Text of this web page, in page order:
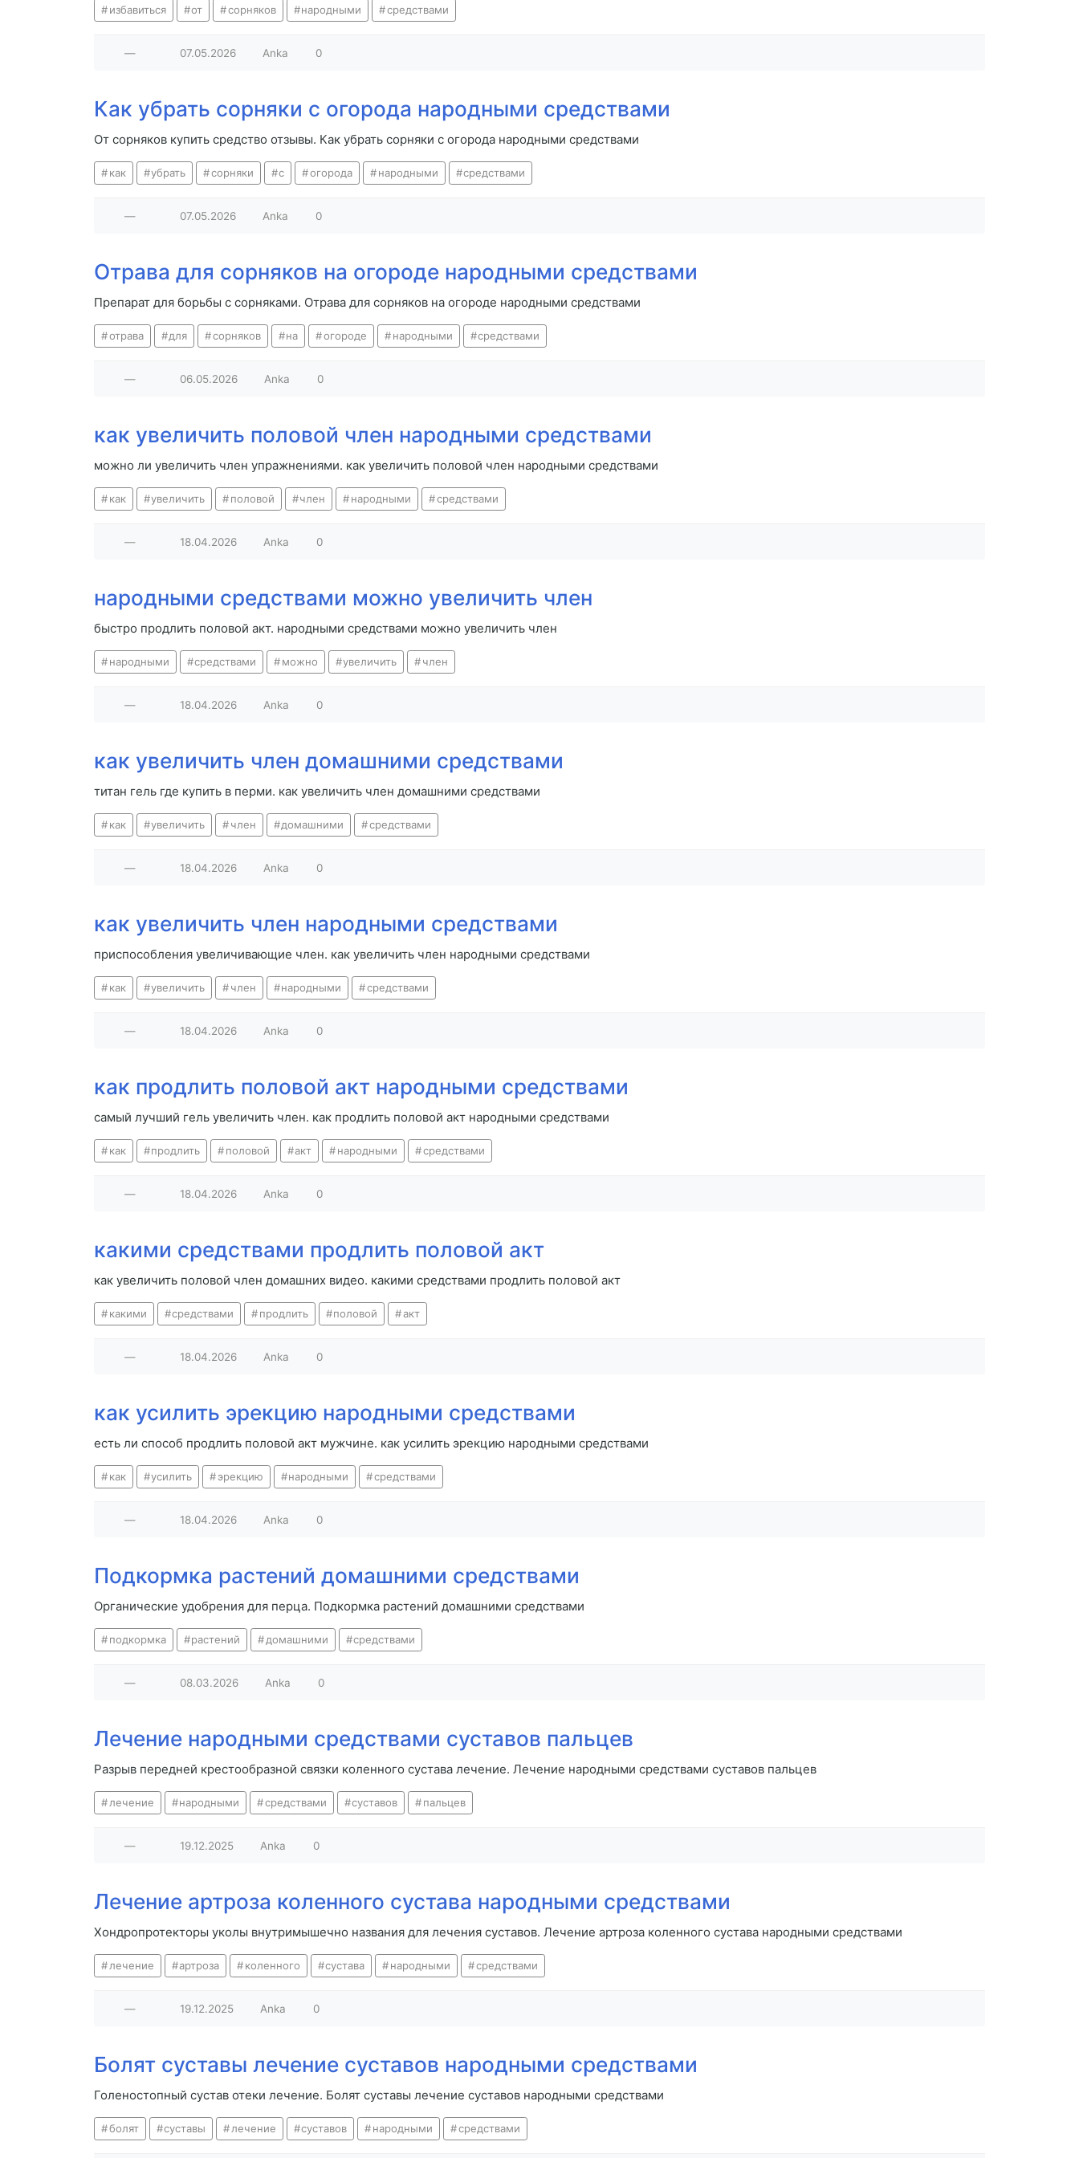
избавиться от сорняков народными средствами
— 07.05.2026 Anka 0
Как убрать сорняки с огорода народными средствами
От сорняков купить средство отзывы. Как убрать сорняки с огорода народными средствами
как убрать сорняки с огорода народными средствами
— 07.05.2026 Anka 0
Отрава для сорняков на огороде народными средствами
Препарат для борьбы с сорняками. Отрава для сорняков на огороде народными средствами
отрава для сорняков на огороде народными средствами
— 06.05.2026 Anka 0
как увеличить половой член народными средствами
можно ли увеличить член упражнениями. как увеличить половой член народными средствами
как увеличить половой член народными средствами
— 18.04.2026 Anka 0
народными средствами можно увеличить член
быстро продлить половой акт. народными средствами можно увеличить член
народными средствами можно увеличить член
— 18.04.2026 Anka 0
как увеличить член домашними средствами
титан гель где купить в перми. как увеличить член домашними средствами
как увеличить член домашними средствами
— 18.04.2026 Anka 0
как увеличить член народными средствами
приспособления увеличивающие член. как увеличить член народными средствами
как увеличить член народными средствами
— 18.04.2026 Anka 0
как продлить половой акт народными средствами
самый лучший гель увеличить член. как продлить половой акт народными средствами
как продлить половой акт народными средствами
— 18.04.2026 Anka 0
какими средствами продлить половой акт
как увеличить половой член домашних видео. какими средствами продлить половой акт
какими средствами продлить половой акт
— 18.04.2026 Anka 0
как усилить эрекцию народными средствами
есть ли способ продлить половой акт мужчине. как усилить эрекцию народными средствами
как усилить эрекцию народными средствами
— 18.04.2026 Anka 0
Подкормка растений домашними средствами
Органические удобрения для перца. Подкормка растений домашними средствами
подкормка растений домашними средствами
— 08.03.2026 Anka 0
Лечение народными средствами суставов пальцев
Разрыв передней крестообразной связки коленного сустава лечение. Лечение народными средствами суставов пальцев
лечение народными средствами суставов пальцев
— 19.12.2025 Anka 0
Лечение артроза коленного сустава народными средствами
Хондропротекторы уколы внутримышечно названия для лечения суставов. Лечение артроза коленного сустава народными средствами
лечение артроза коленного сустава народными средствами
— 19.12.2025 Anka 0
Болят суставы лечение суставов народными средствами
Голеностопный сустав отеки лечение. Болят суставы лечение суставов народными средствами
болят суставы лечение суставов народными средствами